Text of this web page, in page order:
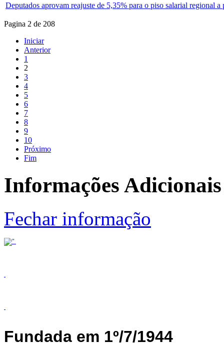
Deputados aprovam reajuste de 5,35% para o piso salarial regional a
Pagina 2 de 208
Iniciar
Anterior
1
2
3
4
5
6
7
8
9
10
Próximo
Fim
Informações Adicionais
Fechar informação
Fundada em 1º/7/1944